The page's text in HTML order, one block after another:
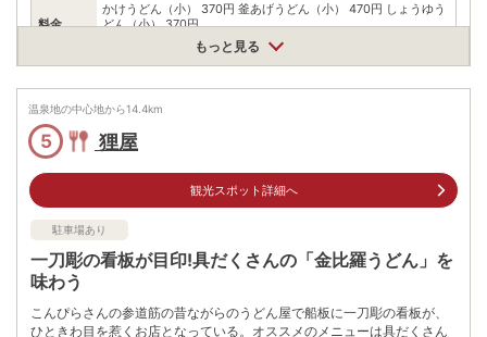
料金
かけうどん（小） 370円 釜あげうどん（小） 470円 しょうゆう
どん（小） 370円
※（大）は100円増し
アクセス
善通寺ICより約10分
公共交通機関
75番札所善通寺より20分/バス
76番札所金蔵寺より20分/バス
駐車場
有料（30台）
電話番号 0877750001
もっと見る
温泉地の中心地から14.4km
5 狸屋
観光スポット詳細へ
駐車場あり
一刀彫の看板が目印!具だくさんの「金比羅うどん」を
味わう
こんぴらさんの参道筋の昔ながらのうどん屋で船板に一刀彫の看板が、
ひときわ目を惹くお店となっている。オススメのメニューは具だくさん